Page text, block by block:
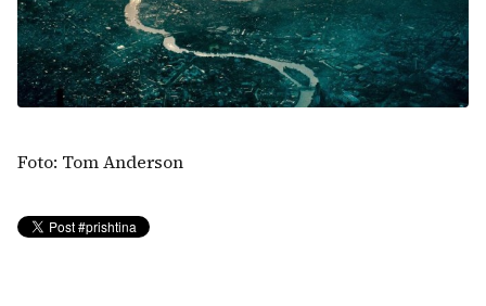
Foto: Tom Anderson